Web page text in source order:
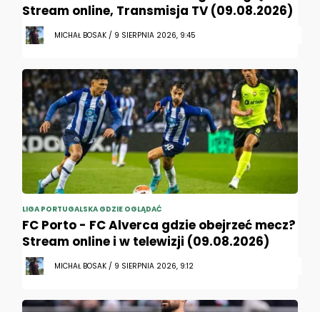
Stream online, Transmisja TV (09.08.2026)
MICHAŁ BOSAK / 9 SIERPNIA 2026, 9:45
LIGA PORTUGALSKA GDZIE OGLĄDAĆ
FC Porto - FC Alverca gdzie obejrzeć mecz?
Stream online i w telewizji (09.08.2026)
MICHAŁ BOSAK / 9 SIERPNIA 2026, 9:12